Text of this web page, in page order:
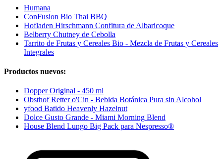
Humana
ConFusion Bio Thai BBQ
Hofladen Hirschmann Confitura de Albaricoque
Belberry Chutney de Cebolla
Tarrito de Frutas y Cereales Bio - Mezcla de Frutas y Cereales
Integrales
Productos nuevos:
Dopper Original - 450 ml
Obsthof Retter o'Cin - Bebida Botánica Pura sin Alcohol
yfood Batido Heavenly Hazelnut
Dolce Gusto Grande - Miami Morning Blend
House Blend Lungo Big Pack para Nespresso®